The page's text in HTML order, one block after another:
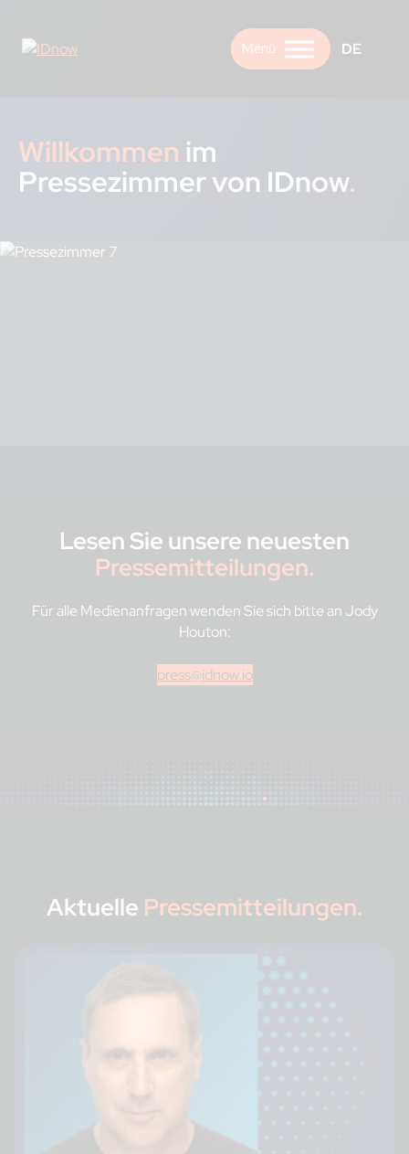
content
DE
Willkommen im
Pressezimmer von IDnow.
Lesen Sie unsere neuesten
Pressemitteilungen.
Für alle Medienanfragen wenden Sie sich bitte an Jody
Houton:
press@idnow.io
Aktuelle Pressemitteilungen.